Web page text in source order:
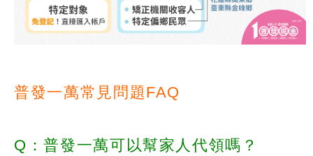
普發一萬常見問題FAQ
Q：普發一萬可以幫家人代領嗎？